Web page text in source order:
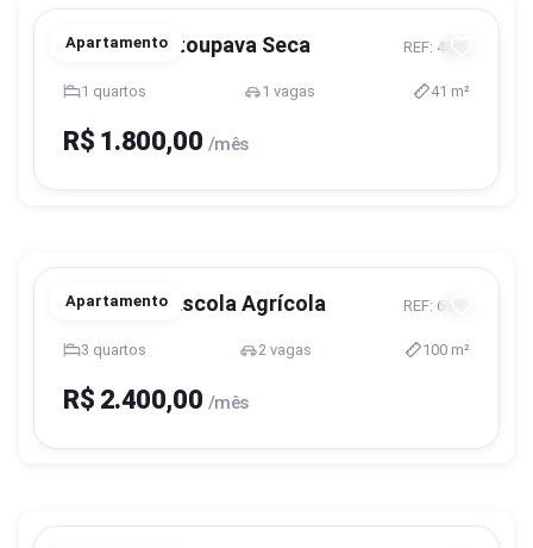
Apartamento
Blumenau, Itoupava Seca REF: 4985
1 quartos 1 vagas 41 m²
R$ 1.800,00 /mês
Apartamento
Blumenau, Escola Agrícola REF: 6182
3 quartos 2 vagas 100 m²
R$ 2.400,00 /mês